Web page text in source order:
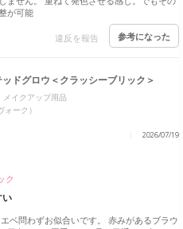
が可能
違反を報告 参考になった
ドグロウ＜クラッシーブリック＞
メイクアップ用品
ーク）
2026/07/19
ク
い
ベ問わずお似合いです。 赤みがあるブラウ